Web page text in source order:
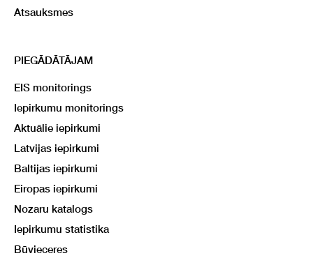
Atsauksmes
PIEGĀDĀTĀJAM
EIS monitorings
Iepirkumu monitorings
Aktuālie iepirkumi
Latvijas iepirkumi
Baltijas iepirkumi
Eiropas iepirkumi
Nozaru katalogs
Iepirkumu statistika
Būvieceres